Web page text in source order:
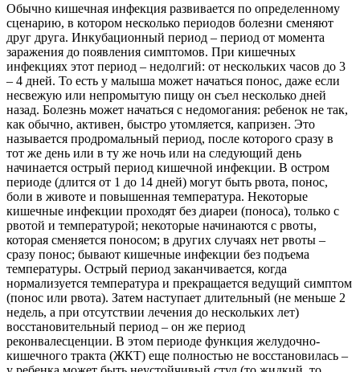
Обычно кишечная инфекция развивается по определенному
сценарию, в котором несколько периодов болезни сменяют
друг друга. Инкубационный период – период от момента
заражения до появления симптомов. При кишечных
инфекциях этот период – недолгий: от нескольких часов до 3
– 4 дней. То есть у малыша может начаться понос, даже если
несвежую или непромытую пищу он съел несколько дней
назад. Болезнь может начаться с недомогания: ребенок не так,
как обычно, активен, быстро утомляется, капризен. Это
называется продромальный период, после которого сразу в
тот же день или в ту же ночь или на следующий день
начинается острый период кишечной инфекции. В остром
периоде (длится от 1 до 14 дней) могут быть рвота, понос,
боли в животе и повышенная температура. Некоторые
кишечные инфекции проходят без диареи (поноса), только с
рвотой и температурой; некоторые начинаются с рвоты,
которая сменяется поносом; в других случаях нет рвоты –
сразу понос; бывают кишечные инфекции без подъема
температуры. Острый период заканчивается, когда
нормализуется температура и прекращается ведущий симптом
(понос или рвота). Затем наступает длительный (не меньше 2
недель, а при отсутствии лечения до нескольких лет)
восстановительный период – он же период
реконвалесценции. В этом периоде функция желудочно-
кишечного тракта (ЖКТ) еще полностью не восстановилась –